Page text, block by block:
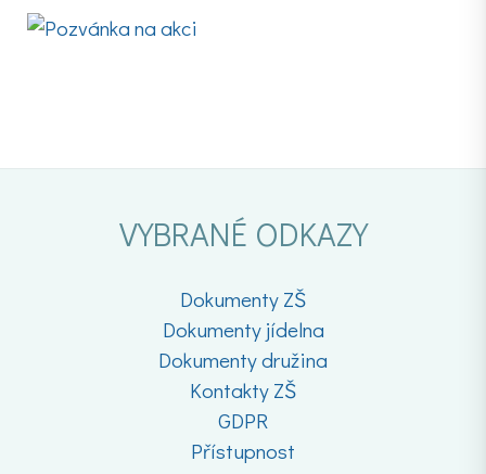
VYBRANÉ ODKAZY
Dokumenty ZŠ
Dokumenty jídelna
Dokumenty družina
Kontakty ZŠ
GDPR
Přístupnost